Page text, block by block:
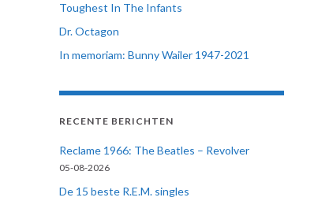
Toughest In The Infants
Dr. Octagon
In memoriam: Bunny Wailer 1947-2021
RECENTE BERICHTEN
Reclame 1966: The Beatles – Revolver
05-08-2026
De 15 beste R.E.M. singles